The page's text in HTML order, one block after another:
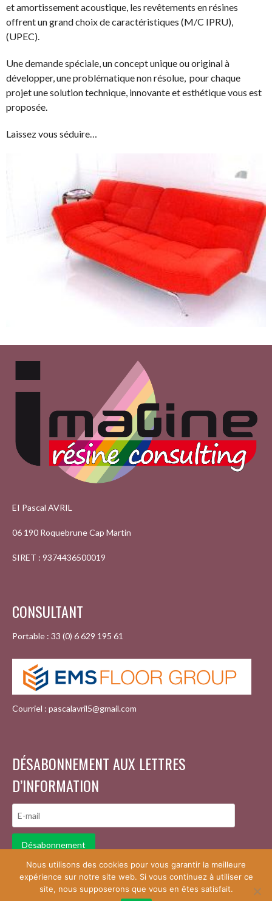
et amortissement acoustique, les revêtements en résines
offrent un grand choix de caractéristiques (M/C IPRU),
(UPEC).
Une demande spéciale, un concept unique ou original à
développer, une problématique non résolue, pour chaque
projet une solution technique, innovante et esthétique vous est
proposée.
Laissez vous séduire…
EI Pascal AVRIL
06 190 Roquebrune Cap Martin
SIRET : 9374436500019
CONSULTANT
Portable : 33 (0) 6 629 195 61
Courriel : pascalavril5@gmail.com
DÉSABONNEMENT AUX LETTRES
D’INFORMATION
Désabonnement
© 2026 … LA RÉSINE AU QUOTIDIEN
Nous utilisons des cookies pour vous garantir la meilleure
expérience sur notre site web. Si vous continuez à utiliser ce
site, nous supposerons que vous en êtes satisfait.